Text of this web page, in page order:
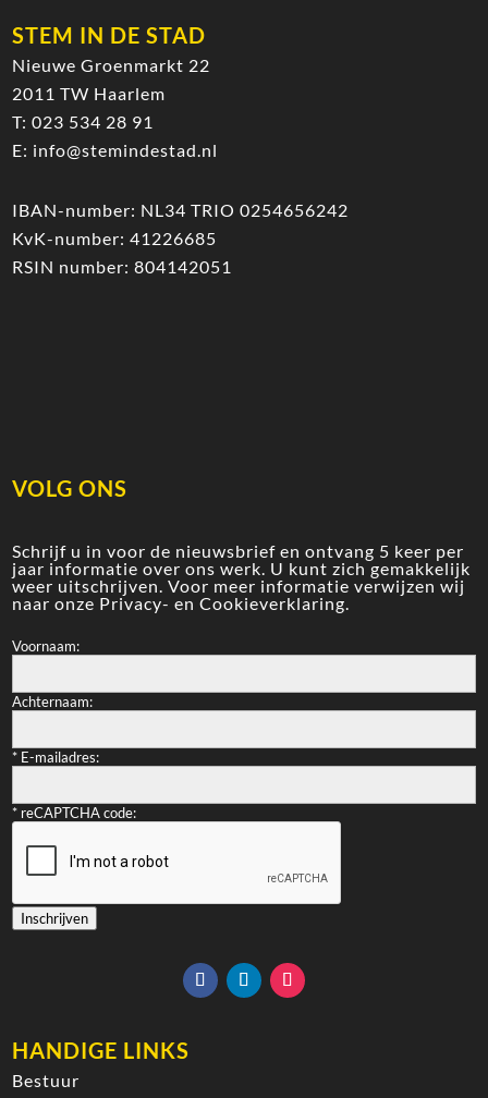
STEM IN DE STAD
Nieuwe Groenmarkt 22
2011 TW Haarlem
T:023 534 28 91
E: info@stemindestad.nl
IBAN-number: NL34 TRIO 0254656242
KvK-number: 41226685
RSIN number: 804142051
VOLG ONS
Schrijf u in voor de nieuwsbrief en ontvang 5 keer per
jaar informatie over ons werk. U kunt zich gemakkelijk
weer uitschrijven. Voor meer informatie verwijzen wij
naar onze Privacy- en Cookieverklaring
Voornaam:
Achternaam:
* E-mailadres:
* reCAPTCHA code:
Inschrijven
HANDIGE LINKS
Bestuur